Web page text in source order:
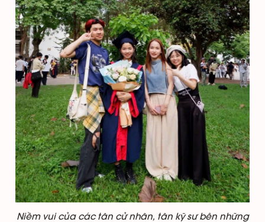
Niềm vui của các tân cử nhân, tân kỹ sư bên những